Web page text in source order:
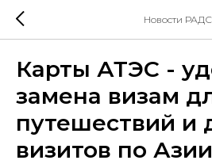
Новости РАДС
Карты АТЭС -
замена визам
путешествий и
визитов по Азии